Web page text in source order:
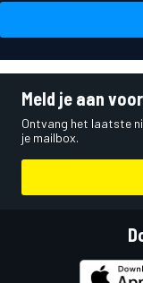
Meld je aan
Ontvang het laatste
je mailbox.